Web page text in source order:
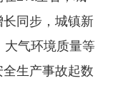
同步，城镇新
大气环境质量等
生产事故起数